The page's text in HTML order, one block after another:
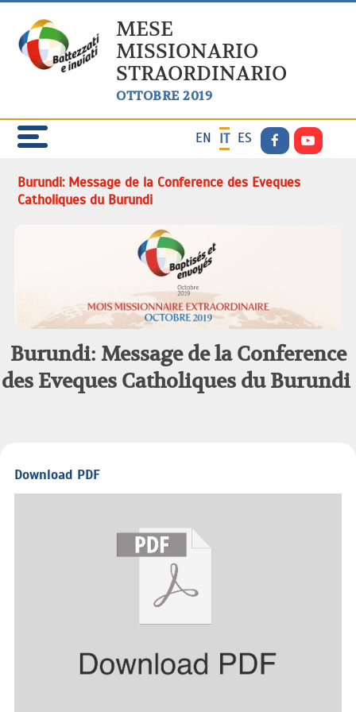
MESE
MISSIONARIO
STRAORDINARIO
OTTOBRE 2019
EN IT ES
Burundi: Message de la Conference des Eveques
Catholiques du Burundi
Burundi: Message de la Conference
des Eveques Catholiques du Burundi
Download PDF